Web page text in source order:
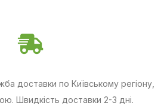
доставки по Київському регіону,
Швидкість доставки 2-3 дні.